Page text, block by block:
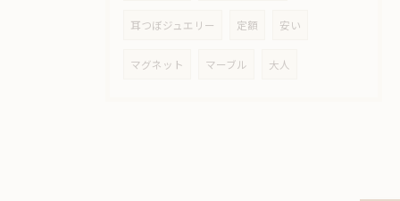
耳つぼジュエリー 定額 安い
マグネット マーブル 大人